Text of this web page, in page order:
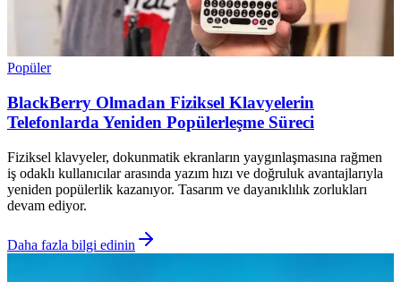
Popüler
BlackBerry Olmadan Fiziksel Klavyelerin
Telefonlarda Yeniden Popülerleşme Süreci
Fiziksel klavyeler, dokunmatik ekranların yaygınlaşmasına rağmen
iş odaklı kullanıcılar arasında yazım hızı ve doğruluk avantajlarıyla
yeniden popülerlik kazanıyor. Tasarım ve dayanıklılık zorlukları
devam ediyor.
Daha fazla bilgi edinin